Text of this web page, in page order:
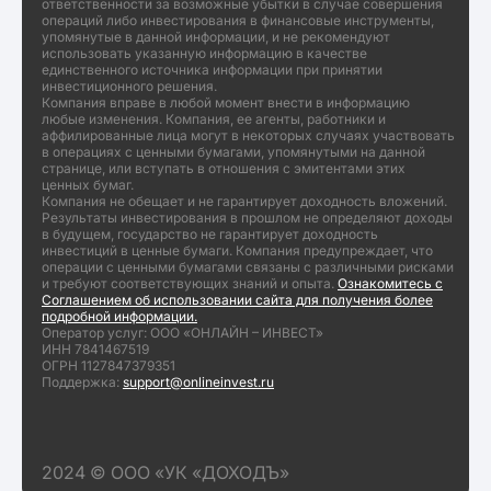
ответственности за возможные убытки в случае совершения
операций либо инвестирования в финансовые инструменты,
упомянутые в данной информации, и не рекомендуют
использовать указанную информацию в качестве
единственного источника информации при принятии
инвестиционного решения.
Компания вправе в любой момент внести в информацию
любые изменения. Компания, ее агенты, работники и
аффилированные лица могут в некоторых случаях участвовать
в операциях с ценными бумагами, упомянутыми на данной
странице, или вступать в отношения с эмитентами этих
ценных бумаг.
Компания не обещает и не гарантирует доходность вложений.
Результаты инвестирования в прошлом не определяют доходы
в будущем, государство не гарантирует доходность
инвестиций в ценные бумаги. Компания предупреждает, что
операции с ценными бумагами связаны с различными рисками
и требуют соответствующих знаний и опыта. Ознакомитесь с
Соглашением об использовании сайта для получения более
подробной информации.
Оператор услуг: ООО «ОНЛАЙН – ИНВЕСТ»
ИНН 7841467519
ОГРН 1127847379351
Поддержка: support@onlineinvest.ru
2024 © ООО «УК «ДОХОДЪ»